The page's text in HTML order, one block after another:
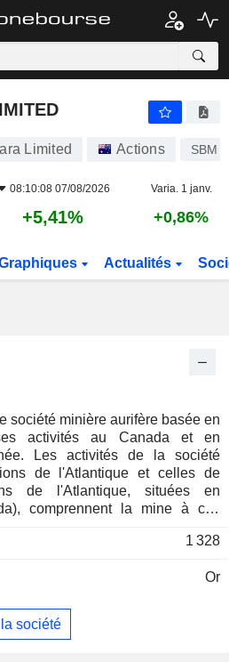
Limited Actions SBM
08:10:08 07/08/2026 Varia. 1 janv.
+5,41% +0,86%
Actualités
société minière aurifère basée en
activités au Canada et en
Les activités de la société
de l'Atlantique et celles de
de l'Atlantique, situées en
comprennent la mine à ciel
Cochrane Hill et Beaver
est de Halifax, en Nouvelle-
de Moose River et ailleurs en
de Simberi consistent en
1 328
Or
société